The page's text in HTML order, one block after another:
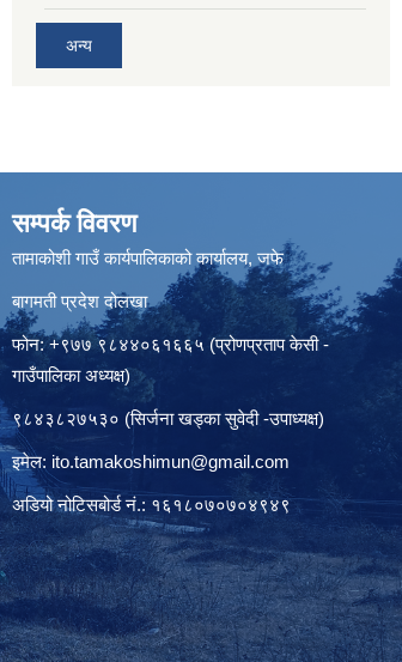
अन्य
सम्पर्क विवरण
तामाकोशी गाउँ कार्यपालिकाको कार्यालय, जफे
बागमती प्रदेश दोलखा
फोन: +९७७ ९८४४०६१६६५ (प्रोणप्रताप केसी -
गाउँपालिका अध्यक्ष)
९८४३८२७५३० (सिर्जना खड्का सुवेदी -उपाध्यक्ष)
इमेल: ito.tamakoshimun@gmail.com
अडियो नोटिसबोर्ड नं.: १६१८०७०७०४९४९